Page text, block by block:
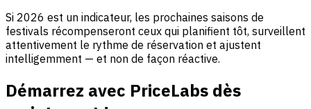
Si 2026 est un indicateur, les prochaines saisons de
festivals récompenseront ceux qui planifient tôt, surveillent
attentivement le rythme de réservation et ajustent
intelligemment — et non de façon réactive.
Démarrez avec PriceLabs dès